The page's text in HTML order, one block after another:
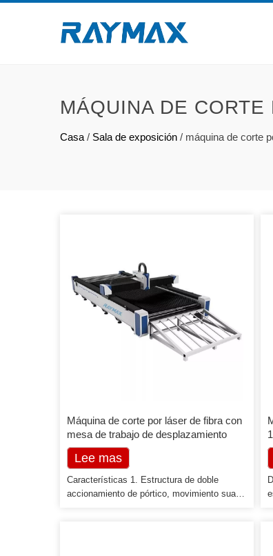
MÁQUINA DE
Casa / Sala de exposición / máquina de corte
Máquina de corte por láser de fibra con
mesa de trabajo de desplazamiento
Lee mas
Características 1. Estructura de doble
accionamiento de pórtico, movimiento suave